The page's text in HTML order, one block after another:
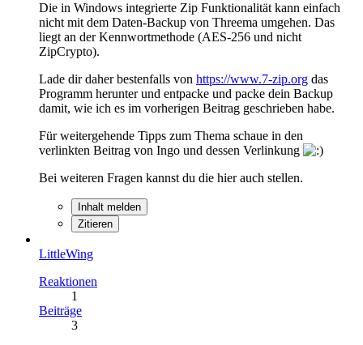
Die in Windows integrierte Zip Funktionalität kann einfach
nicht mit dem Daten-Backup von Threema umgehen. Das
liegt an der Kennwortmethode (AES-256 und nicht
ZipCrypto).
Lade dir daher bestenfalls von https://www.7-zip.org das
Programm herunter und entpacke und packe dein Backup
damit, wie ich es im vorherigen Beitrag geschrieben habe.
Für weitergehende Tipps zum Thema schaue in den
verlinkten Beitrag von Ingo und dessen Verlinkung
Bei weiteren Fragen kannst du die hier auch stellen.
Inhalt melden
Zitieren
LittleWing
Reaktionen
1
Beiträge
3